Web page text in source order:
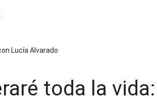
toda la vida: